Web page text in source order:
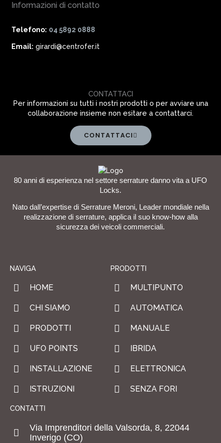
Informazioni di contatto
Telefono: 04 5892 0888
Email: girardi@centrofer.it
CONTATTACI
Per informazioni su tutti i nostri prodotti o per avviare una
collaborazione insieme non esitare a contattarci.
CONTATTACI
80 anni di esperienza nel settore serrature danno vita a UFO
Locks.
Nato dall’expertise di Serrature Meroni, Leader mondiale nella
realizzazione di serrature, applica il suo know-how alla
sicurezza dei veicoli commerciali.
NAVIGA
HOME
CHI SIAMO
PRODOTTI
UFO POINTS
INSTALLAZIONE
ISTRUZIONI
PRODOTTI
MULTIPUNTO
AUTOMATICA
MANUALE
IBRIDA
ELETTRONICA
SENZA FORI
CONTATTI
Via Imprenditori della Valsorda, 8, 22044
Inverigo (CO)